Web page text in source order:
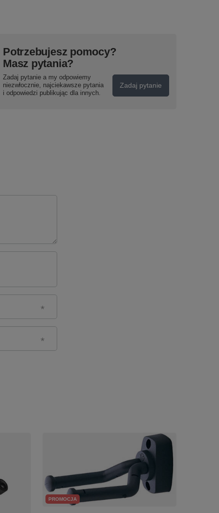
Potrzebujesz pomocy?
Masz pytania?
Zadaj pytanie a my odpowiemy
niezwłocznie, najciekawsze pytania
i odpowiedzi publikując dla innych.
Zadaj pytanie
PROMOCJA